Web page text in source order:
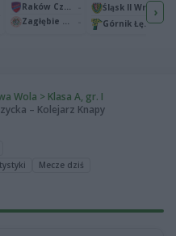
Raków Częstochowa
Zagłębie Lubin
2
Górnik Łęczna 0
›
Wola > Klasa A, gr. I
– Kolejarz Knapy
Mecze dziś